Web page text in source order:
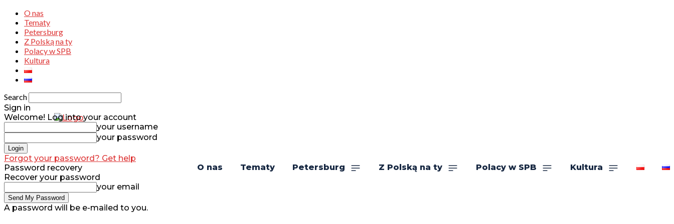
O nas
Tematy
Petersburg
Z Polską na ty
Polacy w SPB
Kultura
Search
O nas Tematy Petersburg Z Polską na ty Polacy w SPB Kultura
Sign in
Welcome! Log into your account
your username
your password
Forgot your password? Get help
Password recovery
Recover your password
your email
A password will be e-mailed to you.